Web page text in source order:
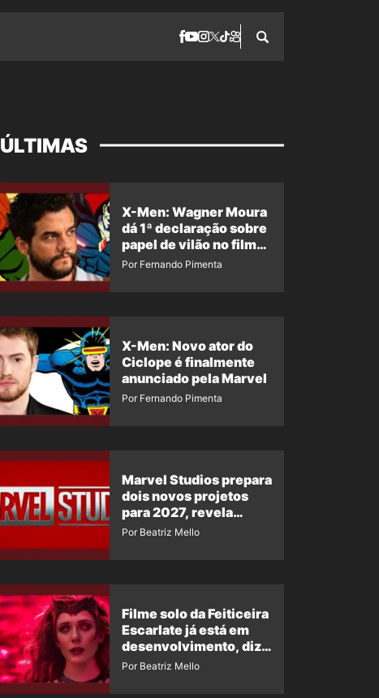
ÚLTIMAS
X-Men: Wagner Moura
dá 1ª declaração sobre
papel de vilão no filme
da Marvel
Por Fernando Pimenta
X-Men: Novo ator do
Ciclope é finalmente
anunciado pela Marvel
Por Fernando Pimenta
Marvel Studios prepara
dois novos projetos
para 2027, revela
insider
Por Beatriz Mello
Filme solo da Feiticeira
Escarlate já está em
desenvolvimento, diz
insider
Por Beatriz Mello